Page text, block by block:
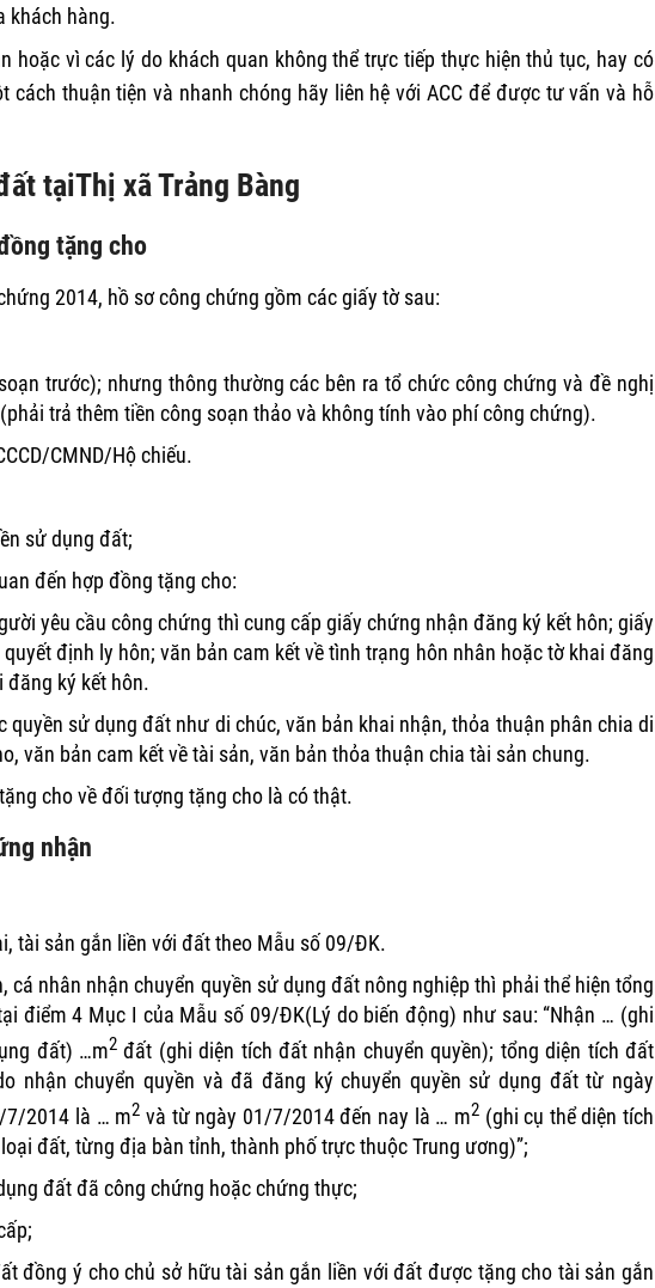
khách hàng.
hoặc vì các lý do khách quan không thể trực tiếp thực hiện thủ tục, hay có
cách thuận tiện và nhanh chóng hãy liên hệ với ACC để được tư vấn và hỗ
tạiThị xã Trảng Bàng
tặng cho
2014, hồ sơ công chứng gồm các giấy tờ sau:
trước); nhưng thông thường các bên ra tổ chức công chứng và đề nghị
trả thêm tiền công soạn thảo và không tính vào phí công chứng).
CMND/Hộ chiếu.
sử dụng đất;
đến hợp đồng tặng cho:
yêu cầu công chứng thì cung cấp giấy chứng nhận đăng ký kết hôn; giấy
định ly hôn; văn bản cam kết về tình trạng hôn nhân hoặc tờ khai đăng
đăng ký kết hôn.
quyền sử dụng đất như di chúc, văn bản khai nhận, thỏa thuận phân chia di
văn bản cam kết về tài sản, văn bản thỏa thuận chia tài sản chung.
cho về đối tượng tặng cho là có thật.
nhận
tài sản gắn liền với đất theo Mẫu số 09/ĐK.
nhân nhận chuyển quyền sử dụng đất nông nghiệp thì phải thể hiện tổng
điểm 4 Mục I của Mẫu số 09/ĐK(Lý do biến động) như sau: “Nhận … (ghi
đất) …m2đất (ghi diện tích đất nhận chuyển quyền); tổng diện tích đất
nhận chuyển quyền và đã đăng ký chuyển quyền sử dụng đất từ ngày
7/2014 là … m2 và từ ngày 01/7/2014 đến nay là … m2(ghi cụ thể diện tích
đất, từng địa bàn tỉnh, thành phố trực thuộc Trung ương)”;
đất đã công chứng hoặc chứng thực;
đồng ý cho chủ sở hữu tài sản gắn liền với đất được tặng cho tài sản gắn